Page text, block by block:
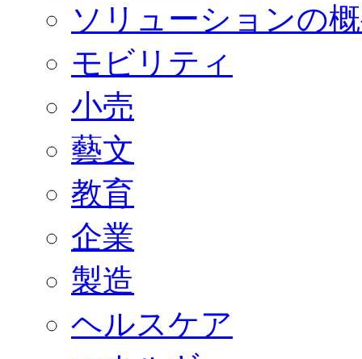
ソリューションの
モビリティ
小売
藝文
教育
企業
製造
ヘルスケア